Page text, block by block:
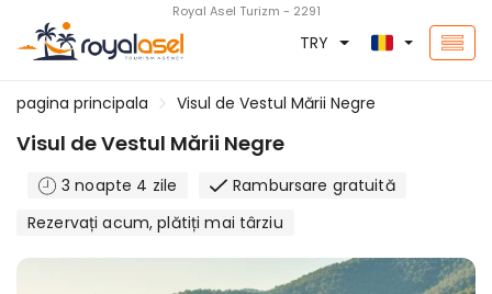
Royal Asel Turizm - 2291
TRY
pagina principala Visul de Vestul Mării Negre
Visul de Vestul Mării Negre
3 noapte 4 zile
Rambursare gratuită
Rezervați acum, plătiți mai târziu